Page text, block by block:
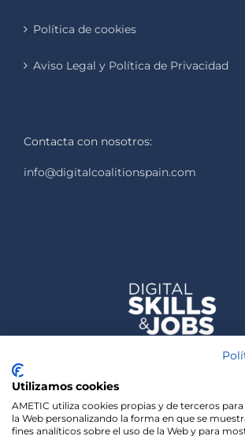
Política de cookies
Aviso Legal y Política de Privacidad
Contacta con nosotros:
info@digitalcoalitionspain.com
Utilizamos cookies
AMETIC utiliza cookies propias y de terceros
la Web personalizando la forma en que se
fines analíticos sobre el uso de la Web y para